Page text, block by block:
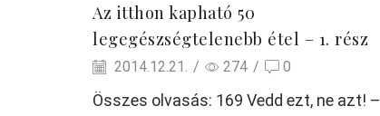
Az itthon kapható 50
legegészségtelenebb étel – 1. rész
2014.12.21. / 274 / 0
Összes olvasás: 169 Vedd ezt, ne azt! –